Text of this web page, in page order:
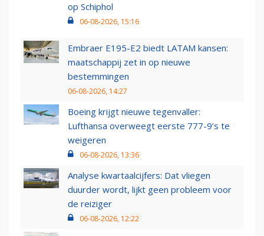
op Schiphol
06-08-2026, 15:16
Embraer E195-E2 biedt LATAM kansen:
maatschappij zet in op nieuwe
bestemmingen
06-08-2026, 14:27
Boeing krijgt nieuwe tegenvaller:
Lufthansa overweegt eerste 777-9’s te
weigeren
06-08-2026, 13:36
Analyse kwartaalcijfers: Dat vliegen
duurder wordt, lijkt geen probleem voor
de reiziger
06-08-2026, 12:22